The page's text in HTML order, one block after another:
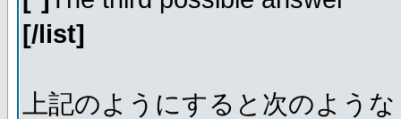
[/list]
上記のようにすると次のよう